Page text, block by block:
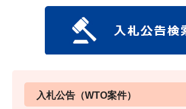
入札公告（WTO案件）